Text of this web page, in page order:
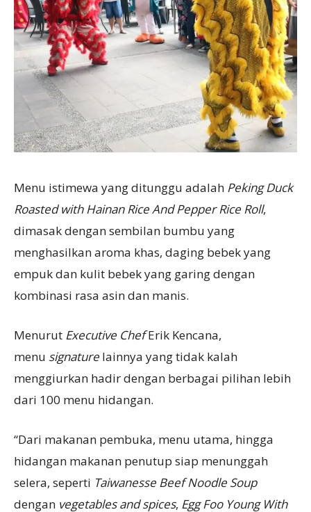
Menu istimewa yang ditunggu adalah Peking Duck
Roastedwith Hainan Rice And Pepper Rice Roll,
dimasak dengan sembilan bumbu yang
menghasilkan aroma khas, daging bebek yang
empuk dan kulit bebek yang garing dengan
kombinasi rasa asin dan manis.
Menurut Executive ChefErik Kencana,
menu signature lainnya yang tidak kalah
menggiurkan hadir dengan berbagai pilihan lebih
dari 100 menu hidangan.
“Dari makanan pembuka, menu utama, hingga
hidangan makanan penutup siap menunggah
selera, seperti Taiwanesse Beef Noodle Soup
dengan vegetables and spices, Egg Foo Young With